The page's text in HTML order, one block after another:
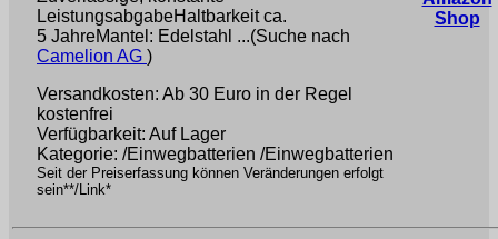
LeistungsabgabeHaltbarkeit ca.
5 JahreMantel: Edelstahl ...(Suche nach
Camelion AG )
Versandkosten: Ab 30 Euro in der Regel
kostenfrei
Verfügbarkeit: Auf Lager
Kategorie: /Einwegbatterien /Einwegbatterien
Seit der Preiserfassung können Veränderungen erfolgt
sein**/Link*
Shop